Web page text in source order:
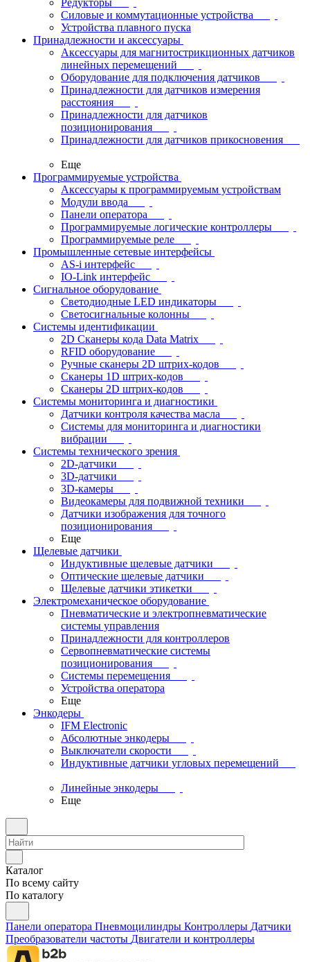
Редукторы
Силовые и коммутационные устройства
Устройства плавного пуска
Принадлежности и аксессуары
Аксессуары для магнитострикционных датчиков
линейных перемещений
Оборудование для подключения датчиков
Принадлежности для датчиков измерения
расстояния
Принадлежности для датчиков
позиционирования
Принадлежности для датчиков прикосновения
Еще
Программируемые устройства
Аксессуары к программируемым устройствам
Модули ввода
Панели оператора
Программируемые логические контроллеры
Программируемые реле
Промышленные сетевые интерфейсы
AS-i интерфейс
IO-Link интерфейс
Сигнальное оборудование
Светодиодные LED индикаторы
Светосигнальные колонны
Системы идентификации
2D Сканеры кода Data Matrix
RFID оборудование
Ручные сканеры 2D штрих-кодов
Сканеры 1D штрих-кодов
Сканеры 2D штрих-кодов
Системы мониторинга и диагностики
Датчики контроля качества масла
Системы для мониторинга и диагностики
вибрации
Системы технического зрения
2D-датчики
3D-датчики
3D-камеры
Видеокамеры для подвижной техники
Датчики изображения для точного
позиционирования
Еще
Щелевые датчики
Индуктивные щелевые датчики
Оптические щелевые датчики
Щелевые датчики этикетки
Электромеханическое оборудование
Пневматические и электропневматические
системы управления
Принадлежности для контроллеров
Сервопневматические системы
позиционирования
Системы перемещения
Устройства оператора
Еще
Энкодеры
IFM Electronic
Абсолютные энкодеры
Выключатели скорости
Индуктивные датчики угловых перемещений
Линейные энкодеры
Еще
Каталог
По всему сайту
По каталогу
Панели оператора Пневмоцилиндры Контроллеры Датчики
Преобразователи частоты Двигатели и контроллеры